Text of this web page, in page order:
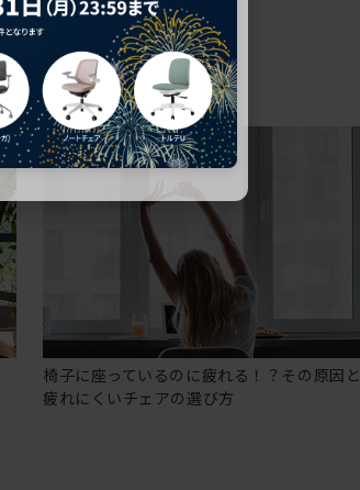
椅子に座っているのに疲れる！？その原因と
疲れにくいチェアの選び方